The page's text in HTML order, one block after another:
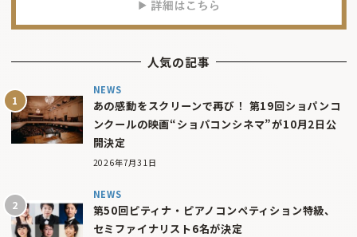
人気の記事
NEWS
あの感動をスクリーンで再び！ 第19回ショパンコ
ンクールの映画“ショパコンシネマ”が10月2日公
開決定
2026年7月31日
NEWS
第50回ピティナ・ピアノコンペティション特級、
セミファイナリスト6名が決定